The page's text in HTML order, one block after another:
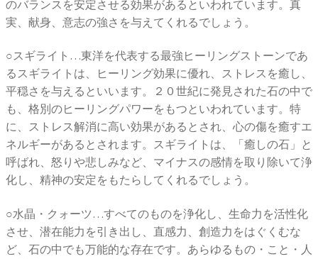
のバランスを安定させる効果があるといわれています。真
実、献身、意志の強さを与えてくれるでしょう。
○スギライト…東洋を代表する最強ヒーリングストーンであ
るスギライトは、ヒーリング効果に優れ、ストレスを癒し、
平穏さを与えるといいます。２０世紀に発見された石の中で
も、格別のヒーリングパワーをもつといわれています。特
に、ストレス解消に高い効果があるとされ、心の傷を癒すエ
ネルギーがあるとされます。スギライトは、「癒しの石」と
呼ばれ、怒りや悲しみなど、マイナスの感情を取り除いて浄
化し、精神の安定をもたらしてくれるでしょう。
○水晶・クォーツ…すべてのものを浄化し、生命力を活性化
させ、潜在能力を引き出し、直感力、創造力をはぐくむな
ど、石の中でも万能的な存在です。あらゆるもの・こと・人